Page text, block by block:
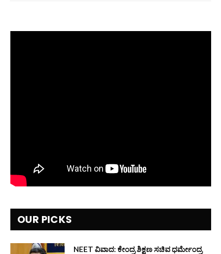
OUR PICKS
NEET ವಿವಾದ: ಕೇಂದ್ರ ಶಿಕ್ಷಣ ಸಚಿವ ಧರ್ಮೇಂದ್ರ